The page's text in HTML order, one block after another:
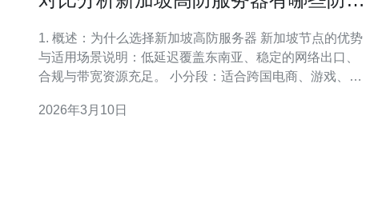
1. 概述：为什么选择新加坡高防服务器 新加坡节点的优势
与适用场景说明：低延迟覆盖东南亚、稳定的网络出口、
合规与带宽资源充足。 小分段：适合跨国电商、游戏、
业务可用性要求（SLA）。 2. 如何评估并选择供应商（一
2026年3月10日